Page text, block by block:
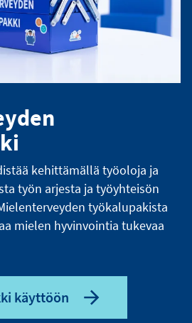
kehittämällä työoloja ja
työn arjesta ja työyhteisön
työkalupakista
mielen hyvinvointia tukevaa
käyttöön